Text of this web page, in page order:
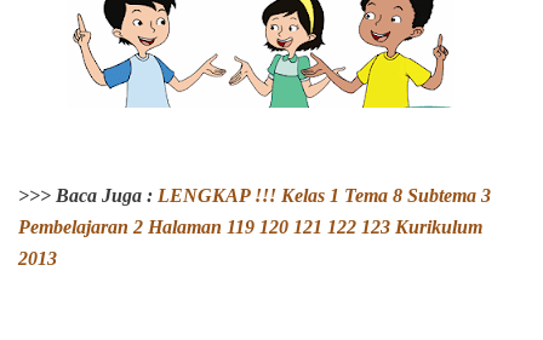
>>> Baca Juga : LENGKAP !!! Kelas 1 Tema 8 Subtema 3
Pembelajaran 2 Halaman 119 120 121 122 123 Kurikulum
2013